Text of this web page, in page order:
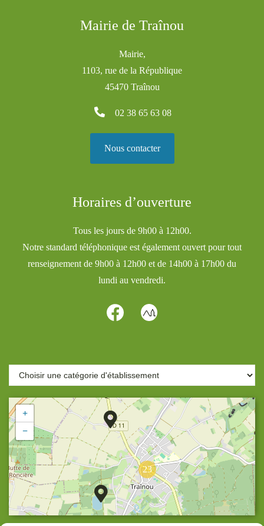
Mairie de Traînou
Mairie,
1103, rue de la République
45470 Traînou
02 38 65 63 08
Nous contacter
Horaires d’ouverture
Tous les jours de 9h00 à 12h00.
Notre standard téléphonique est également ouvert pour tout
renseignement de 9h00 à 12h00 et de 14h00 à 17h00 du
lundi au vendredi.
23
+
−